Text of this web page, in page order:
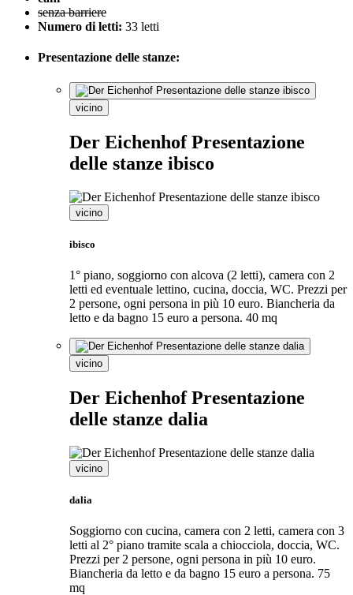
senza barriere
Numero di letti: 33 letti
Presentazione delle stanze:
vicino
Der Eichenhof Presentazione
delle stanze ibisco
vicino
ibisco
1° piano, soggiorno con alcova (2 letti), camera con 2
letti ed eventuale lettino, cucina, doccia, WC. Prezzi per
2 persone, ogni persona in più 10 euro. Biancheria da
letto e da bagno 15 euro a persona. 40 mq
vicino
Der Eichenhof Presentazione
delle stanze dalia
vicino
dalia
Soggiorno con cucina, camera con 2 letti, camera con 3
letti al 2° piano tramite scala a chiocciola, doccia, WC.
Prezzi per 2 persone, ogni persona in più 10 euro.
Biancheria da letto e da bagno 15 euro a persona. 75
mq